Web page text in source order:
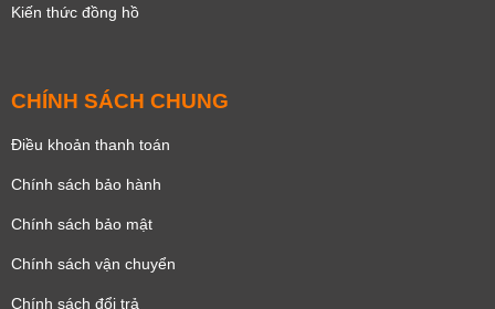
Kiến thức đồng hồ
CHÍNH SÁCH CHUNG
Điều khoản thanh toán
Chính sách bảo hành
Chính sách bảo mật
Chính sách vận chuyển
Chính sách đổi trả